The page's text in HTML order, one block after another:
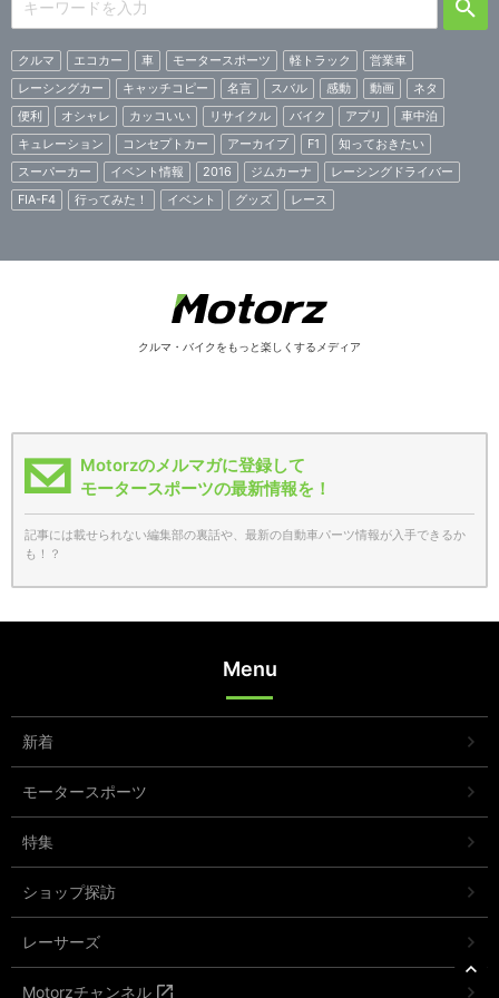
クルマ エコカー 車 モータースポーツ 軽トラック
営業車
レーシングカー
キャッチコピー 名言 スバル 感動 動画
ネタ
便利
オシャレ カッコいい リサイクル バイク アプリ
車中泊
キュレーション
コンセプトカー アーカイブ F1
知っておきたい
スーパーカー
イベント情報 2016 ジムカーナ
レーシングドライバー
FIA-F4
行ってみた！ イベント グッズ レース
クルマ・バイクをもっと楽しくするメディア
Motorzのメルマガに登録して
モータースポーツの最新情報を！
記事には載せられない編集部の裏話や、最新の自動車パーツ情報が入手できるか
も！？
Menu
新着
モータースポーツ
特集
ショップ探訪
レーサーズ
Motorzチャンネル